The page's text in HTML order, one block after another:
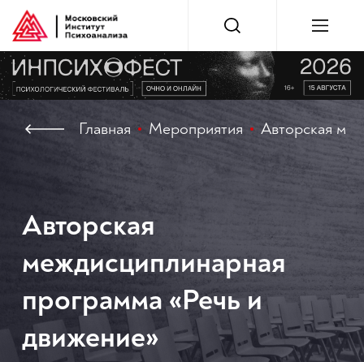
Главная Мероприятия Авторская
Авторская
междисциплинарная
программа «Речь и
движение»